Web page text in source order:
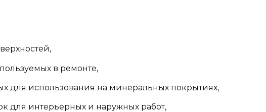
в ремонте,
для использования на минеральных покрытиях,
для интерьерных и наружных работ,